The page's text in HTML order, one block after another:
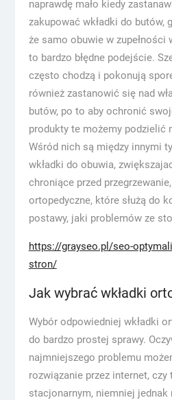
naprawdę mało kiedy
zakupować wkładki do butów,
że samo obuwie w
to bardzo błędne podejście.
często chodzą i pokonują
również zastanowić się nad
butów, po to aby ochronić
produkty te możemy podzielić
Wśród nich są między innymi
wkładki do obuwia,
chroniące przed
ortopedyczne, które służą do
postawy, jaki problemów ze
https://grayseo.pl/seo-
stron/
Jak wybrać wkładki
Wybór odpowiedniej wkładki
do bardzo prostej sprawy.
najmniejszego problemu
rozwiązanie przez internet, czy
stacjonarnym, niemniej jednak